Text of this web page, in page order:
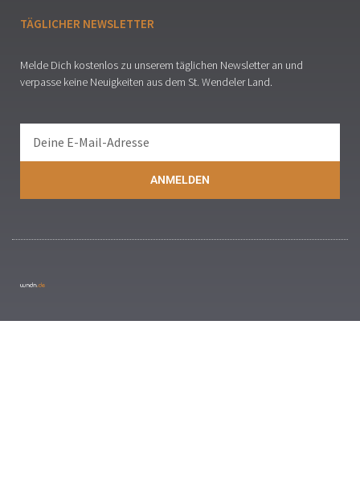
TÄGLICHER NEWSLETTER
Melde Dich kostenlos zu unserem täglichen Newsletter an und
verpasse keine Neuigkeiten aus dem St. Wendeler Land.
ANMELDEN